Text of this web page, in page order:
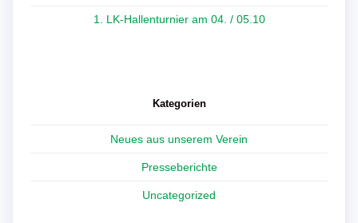
1. LK-Hallenturnier am 04. / 05.10
Kategorien
Neues aus unserem Verein
Presseberichte
Uncategorized